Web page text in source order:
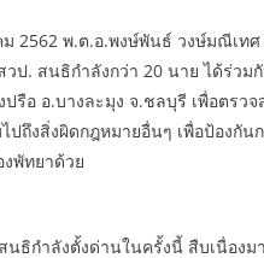
2562 พ.ต.อ.พงษ์พันธ์ วงษ์มณีเท
ป. สนธิกำลังกว่า 20 นาย ได้ร่ว
รือ อ.บางละมุง จ.ชลบุรี เพื่อตรว
ปถึงสิ่งผิดกฎหมายอื่นๆ เพื่อป้องกั
พัทยาด้วย
ธิกำลังตั้งด่านในครั้งนี้ สืบเนื่อง